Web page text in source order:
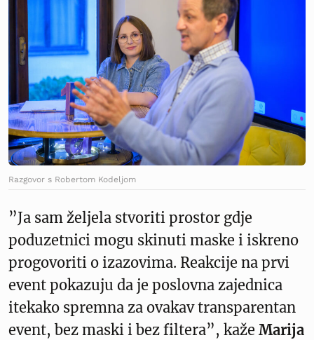
Razgovor s Robertom Kodeljom
”Ja sam željela stvoriti prostor gdje
poduzetnici mogu skinuti maske i iskreno
progovoriti o izazovima. Reakcije na prvi
event pokazuju da je poslovna zajednica
itekako spremna za ovakav transparentan
event, bez maski i bez filtera”, kaže Marija